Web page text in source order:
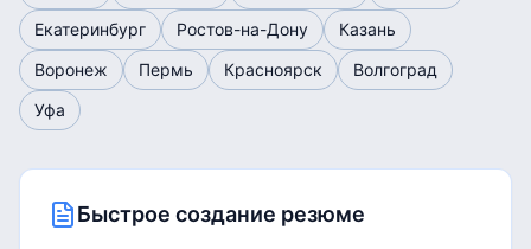
Екатеринбург
Ростов-на-Дону
Казань
Воронеж
Пермь Красноярск
Волгоград
Уфа
Быстрое создание резюме